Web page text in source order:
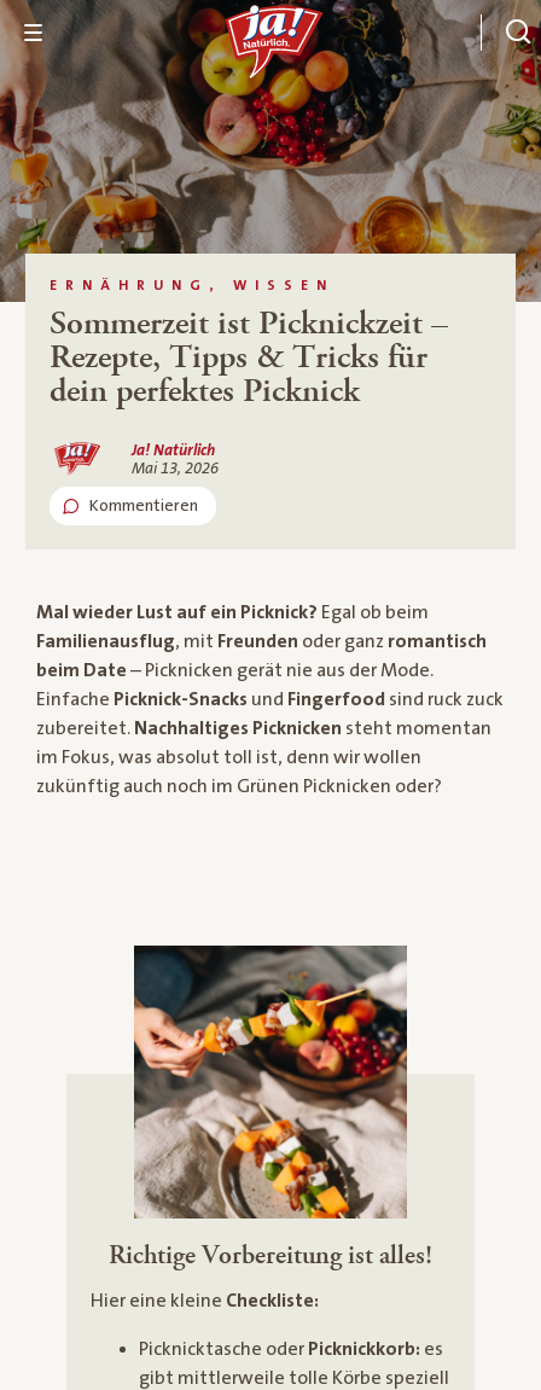
ERNÄHRUNG, WISSEN
Sommerzeit ist Picknickzeit –
Rezepte, Tipps & Tricks für
dein perfektes Picknick
Ja! Natürlich
Mai 13, 2026
Kommentieren
Mal wieder Lust auf ein Picknick? Egal ob beim
Familienausflug, mit Freunden oder ganz romantisch
beim Date – Picknicken gerät nie aus der Mode.
Einfache Picknick-Snacks und Fingerfood sind ruck zuck
zubereitet. Nachhaltiges Picknicken steht momentan
im Fokus, was absolut toll ist, denn wir wollen
zukünftig auch noch im Grünen Picknicken oder?
Richtige Vorbereitung ist alles!
Hier eine kleine Checkliste:
Picknicktasche oder Picknickkorb: es
gibt mittlerweile tolle Körbe speziell